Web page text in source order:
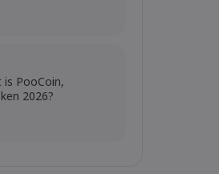
is PooCoin,
2026?